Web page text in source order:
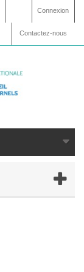
Connexion
Contactez-nous